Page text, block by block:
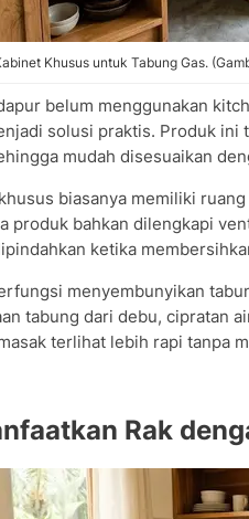
Khusus untuk Tabung Gas.
belum menggunakan
solusi praktis. Produk ini
mudah disesuaikan
biasanya memiliki
produk bahkan dilengkapi
ketika
menyembunyikan
tabung dari debu, cipratan
terlihat lebih rapi tanpa
Rak